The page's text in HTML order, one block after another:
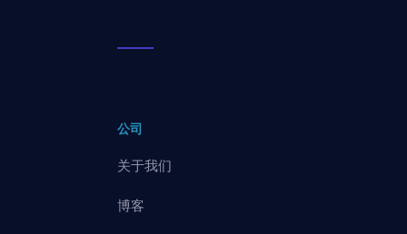
公司
关于我们
博客